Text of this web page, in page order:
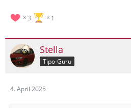
3 1
Stella
Tipo-Guru
4. April 2025